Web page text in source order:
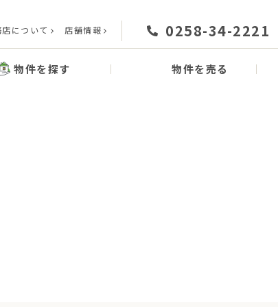
について 店舗情報 0258-34-2221
物件を探す 物件を売る